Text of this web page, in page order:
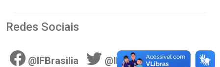
Redes Sociais
@IFBrasilia @IFBnoticias